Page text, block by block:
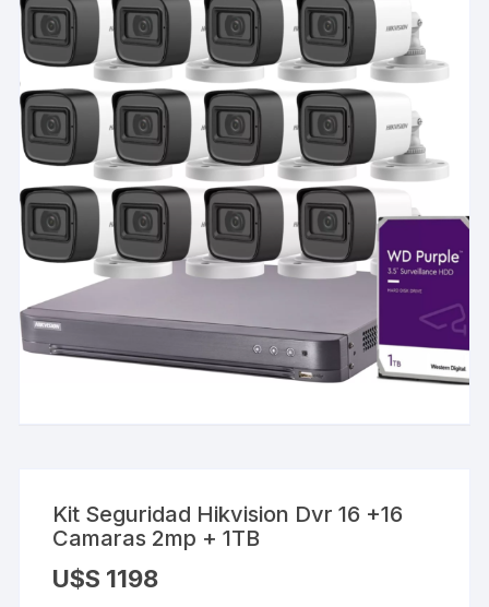
Kit Seguridad Hikvision Dvr 16 +16
Camaras 2mp + 1TB
U$S 1198